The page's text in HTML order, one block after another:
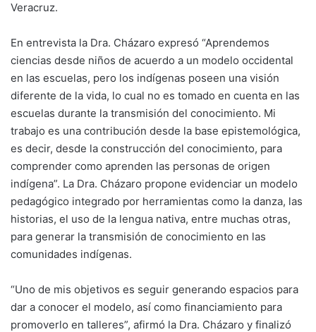
Veracruz.
En entrevista la Dra. Cházaro expresó “Aprendemos
ciencias desde niños de acuerdo a un modelo occidental
en las escuelas, pero los indígenas poseen una visión
diferente de la vida, lo cual no es tomado en cuenta en las
escuelas durante la transmisión del conocimiento. Mi
trabajo es una contribución desde la base epistemológica,
es decir, desde la construcción del conocimiento, para
comprender como aprenden las personas de origen
indígena”. La Dra. Cházaro propone evidenciar un modelo
pedagógico integrado por herramientas como la danza, las
historias, el uso de la lengua nativa, entre muchas otras,
para generar la transmisión de conocimiento en las
comunidades indígenas.
“Uno de mis objetivos es seguir generando espacios para
dar a conocer el modelo, así como financiamiento para
promoverlo en talleres”, afirmó la Dra. Cházaro y finalizó